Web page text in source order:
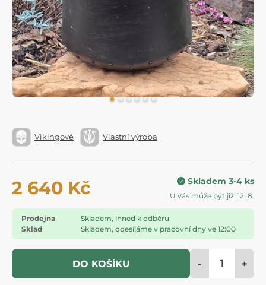
Vikingové Vlastní výroba
2 640 Kč Skladem 3-4 ks
U vás může být již: 12. 8.
Prodejna
Skladem, ihned k odběru
Sklad
Skladem, odesíláme v pracovní dny ve 12:00
DO KOŠÍKU - +